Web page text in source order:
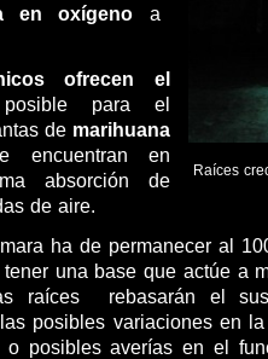
Raíces
en oxígeno a
ofrecen el
para el
de marihuana
en
absorción de
de aire.
ha de permanecer al
una base que actúe a
raíces rebasarán el
posibles variaciones en
o posibles averías en el